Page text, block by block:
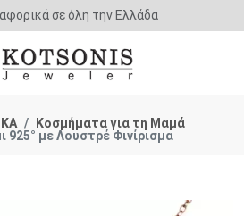
- Δικαίωμα επιστροφής
Κοσμήματα για τη Μαμά
925° με Λουστρέ Φινίρισμα